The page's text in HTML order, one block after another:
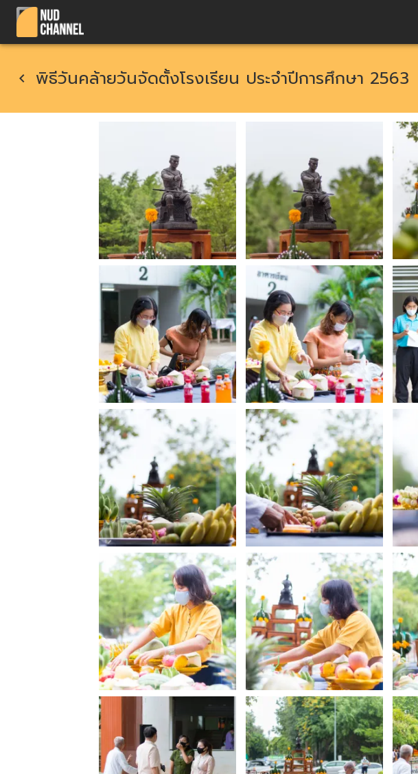
พิธีวันคล้ายวันจัดตั้งโรงเรียน ประจำปีการศึกษา 2563